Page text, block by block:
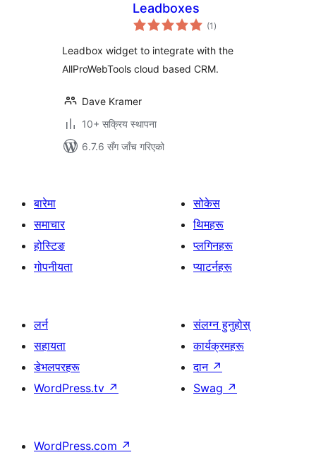
Leadboxes
(1 कुल
रेटिङ्गहरू
)
Leadbox widget to integrate with the
AllProWebTools cloud based CRM.
Dave Kramer
10+ सक्रिय स्थापना
6.7.6 सँग जाँच गरिएको
बारेमा
समाचार
होस्टिङ
गोपनीयता
सोकेस
थिमहरू
प्लगिनहरू
प्याटर्नहरू
लर्न
सहायता
डेभलपरहरू
WordPress.tv ↗
संलग्न हुनुहोस्
कार्यक्रमहरू
दान ↗
Swag ↗
WordPress.com ↗